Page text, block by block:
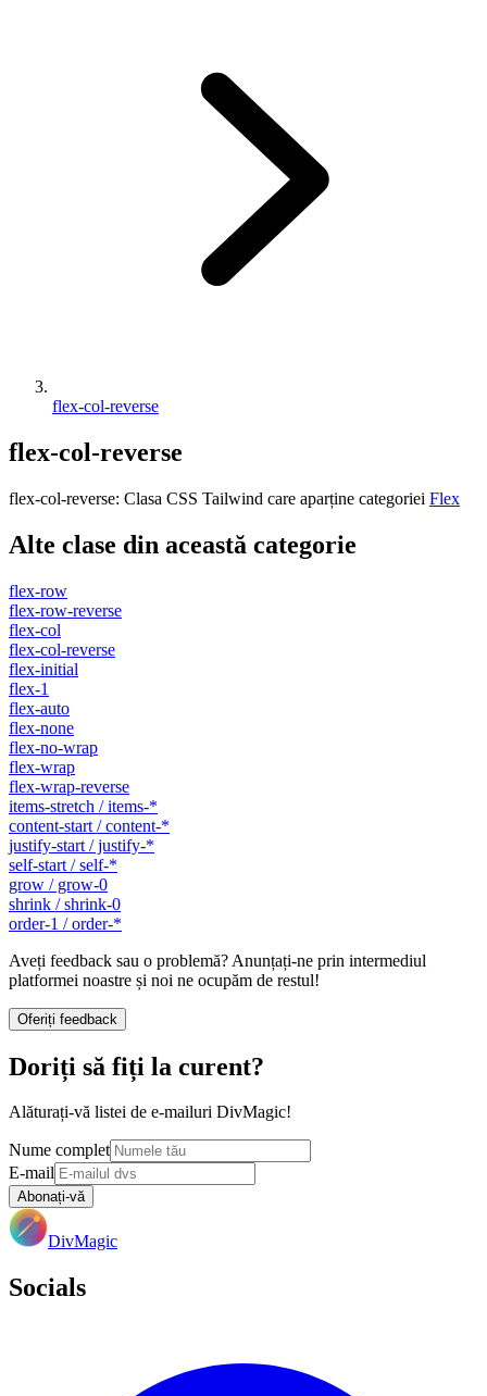
flex-col-reverse
flex-col-reverse
flex-col-reverse: Clasa CSS Tailwind care aparține categoriei Flex
Alte clase din această categorie
flex-row
flex-row-reverse
flex-col
flex-col-reverse
flex-initial
flex-1
flex-auto
flex-none
flex-no-wrap
flex-wrap
flex-wrap-reverse
items-stretch / items-*
content-start / content-*
justify-start / justify-*
self-start / self-*
grow / grow-0
shrink / shrink-0
order-1 / order-*
Aveți feedback sau o problemă? Anunțați-ne prin intermediul
platformei noastre și noi ne ocupăm de restul!
Oferiți feedback
Doriți să fiți la curent?
Alăturați-vă listei de e-mailuri DivMagic!
Nume complet
E-mail
Abonați-vă
DivMagic
Socials